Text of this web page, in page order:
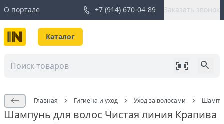
О портале +7 (914) 670-04-89 Заказать звонок
Каталог
Главная Гигиена и уход Уход за волосами
Шампунь для волос Чистая линия Крапива